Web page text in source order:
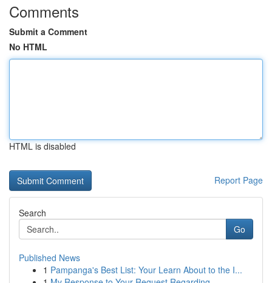
Comments
Submit a Comment
No HTML
HTML is disabled
Report Page
Search
Go
Published News
1 Pampanga's Best List: Your Learn About to the I...